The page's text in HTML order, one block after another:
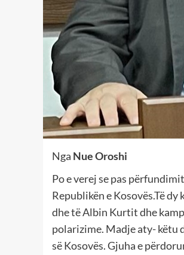
Nga Nue Oroshi
Po e verej se pas
Republikën e Kosovës.Të
dhe të Albin Kurtit dhe
polarizime. Madje aty- këtu
së Kosovës. Gjuha e